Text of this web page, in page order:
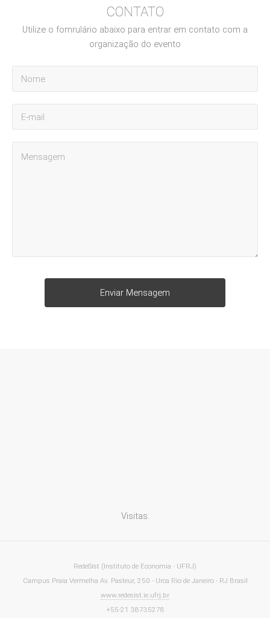
CONTATO
Utilize o fomrulário abaixo para entrar em contato com a
organização do evento
Visitas:
RedeSist (Instituto de Economia - UFRJ)
Campus Praia Vermelha Av. Pasteur, 250 - Urca Rio de Janeiro - RJ Brasil
www.redesist.ie.ufrj.br
+55-21 38735278